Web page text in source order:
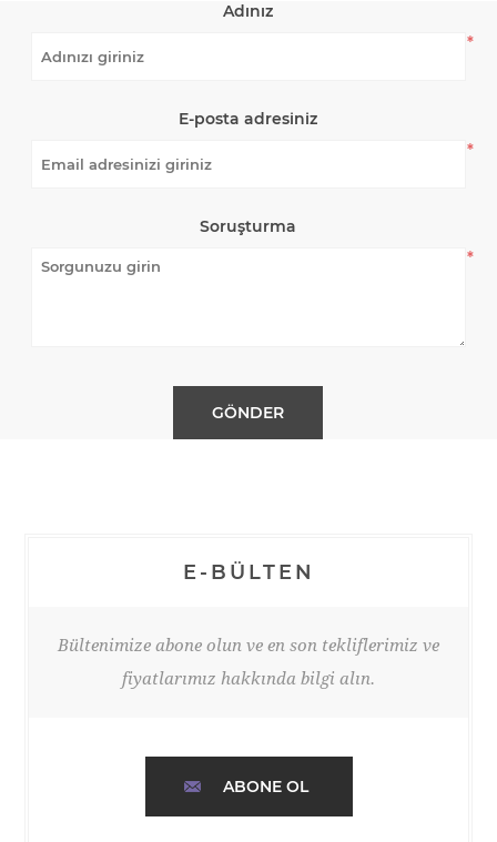
Adınız
*
E-posta adresiniz
*
Soruşturma
*
E-BÜLTEN
Bültenimize abone olun ve en son tekliflerimiz ve
fiyatlarımız hakkında bilgi alın.
ABONE OL